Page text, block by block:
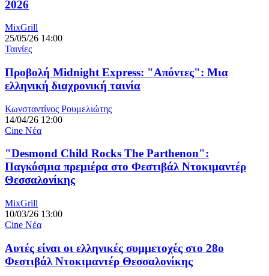
2026
MixGrill
25/05/26 14:00
Ταινίες
Προβολή Midnight Express: "Απόντες": Μια
ελληνική διαχρονική ταινία
Κωνσταντίνος Ρουμελιώτης
14/04/26 12:00
Cine Νέα
"Desmond Child Rocks The Parthenon":
Παγκόσμια πρεμιέρα στο Φεστιβάλ Ντοκιμαντέρ
Θεσσαλονίκης
MixGrill
10/03/26 13:00
Cine Νέα
Αυτές είναι οι ελληνικές συμμετοχές στο 28ο
Φεστιβάλ Ντοκιμαντέρ Θεσσαλονίκης